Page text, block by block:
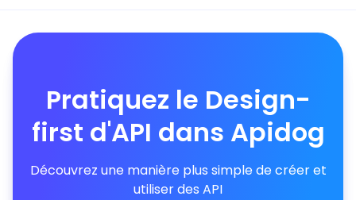
Pratiquez le Design-
first d'API dans Apidog
Découvrez une manière plus simple de créer et
utiliser des API